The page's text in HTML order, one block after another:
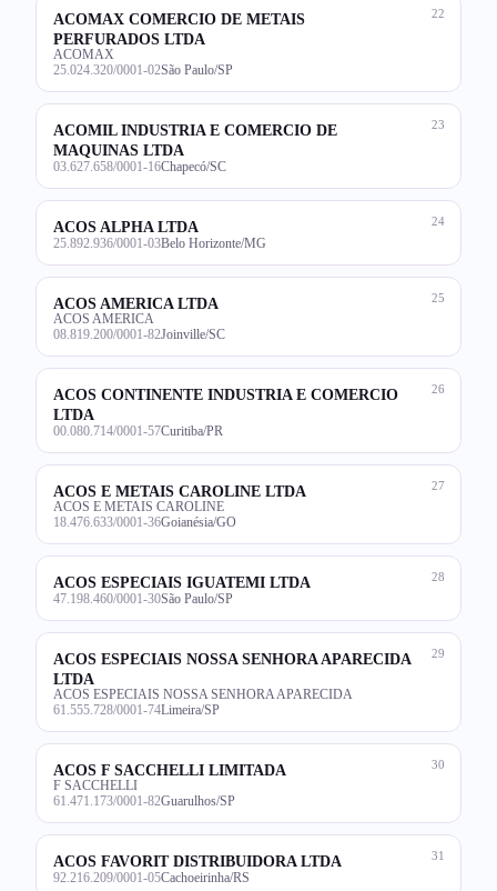
22
ACOMAX COMERCIO DE METAIS
PERFURADOS LTDA
ACOMAX
25.024.320/0001-02São Paulo/SP
23
ACOMIL INDUSTRIA E COMERCIO DE
MAQUINAS LTDA
03.627.658/0001-16Chapecó/SC
24
ACOS ALPHA LTDA
25.892.936/0001-03Belo Horizonte/MG
25
ACOS AMERICA LTDA
ACOS AMERICA
08.819.200/0001-82Joinville/SC
26
ACOS CONTINENTE INDUSTRIA E COMERCIO
LTDA
00.080.714/0001-57Curitiba/PR
27
ACOS E METAIS CAROLINE LTDA
ACOS E METAIS CAROLINE
18.476.633/0001-36Goianésia/GO
28
ACOS ESPECIAIS IGUATEMI LTDA
47.198.460/0001-30São Paulo/SP
29
ACOS ESPECIAIS NOSSA SENHORA APARECIDA
LTDA
ACOS ESPECIAIS NOSSA SENHORA APARECIDA
61.555.728/0001-74Limeira/SP
30
ACOS F SACCHELLI LIMITADA
F SACCHELLI
61.471.173/0001-82Guarulhos/SP
31
ACOS FAVORIT DISTRIBUIDORA LTDA
92.216.209/0001-05Cachoeirinha/RS